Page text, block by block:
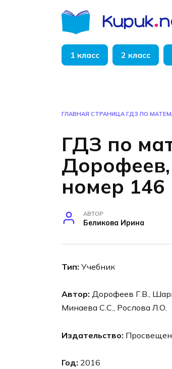
1 класс 2 класс
ГЛАВНАЯ СТРАНИЦА ГДЗ ПО
ГДЗ по
номер 146
АВТОР
Беликова Ирина
Тип: Учебник
Автор: Дорофеев Г.В.,
Минаева С.С., Рослова Л.О.
Издательство:
Год: 2016